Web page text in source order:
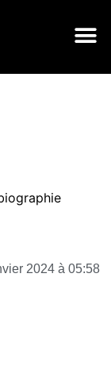
2024 à 05:58